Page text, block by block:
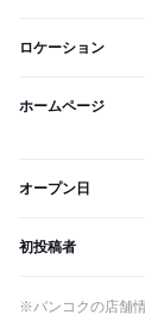
ロケーション
ホームページ
オープン日
初投稿者
※バンコクの店舗